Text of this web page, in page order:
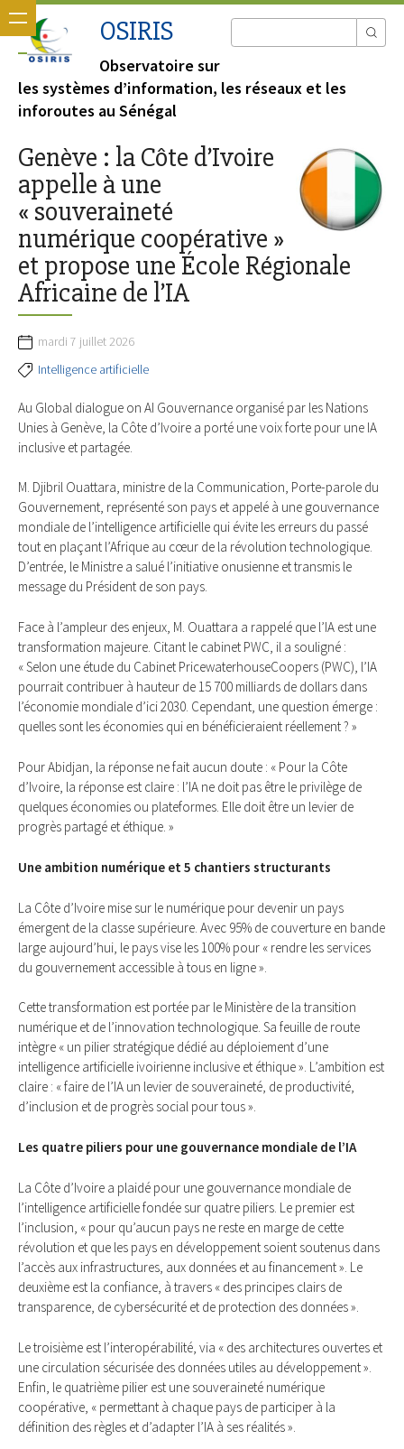
OSIRIS
Observatoire sur
les systèmes d’information, les réseaux et les
inforoutes au Sénégal
Genève : la Côte d’Ivoire
appelle à une
« souveraineté
numérique coopérative »
et propose une École Régionale
Africaine de l’IA
mardi 7 juillet 2026
Intelligence artificielle
Au Global dialogue on AI Gouvernance organisé par les Nations
Unies à Genève, la Côte d’Ivoire a porté une voix forte pour une IA
inclusive et partagée.
M. Djibril Ouattara, ministre de la Communication, Porte-parole du
Gouvernement, représenté son pays et appelé à une gouvernance
mondiale de l’intelligence artificielle qui évite les erreurs du passé
tout en plaçant l’Afrique au cœur de la révolution technologique.
D’entrée, le Ministre a salué l’initiative onusienne et transmis le
message du Président de son pays.
Face à l’ampleur des enjeux, M. Ouattara a rappelé que l’IA est une
transformation majeure. Citant le cabinet PWC, il a souligné :
« Selon une étude du Cabinet PricewaterhouseCoopers (PWC), l’IA
pourrait contribuer à hauteur de 15 700 milliards de dollars dans
l’économie mondiale d’ici 2030. Cependant, une question émerge :
quelles sont les économies qui en bénéficieraient réellement ? »
Pour Abidjan, la réponse ne fait aucun doute : « Pour la Côte
d’Ivoire, la réponse est claire : l’IA ne doit pas être le privilège de
quelques économies ou plateformes. Elle doit être un levier de
progrès partagé et éthique. »
Une ambition numérique et 5 chantiers structurants
La Côte d’Ivoire mise sur le numérique pour devenir un pays
émergent de la classe supérieure. Avec 95% de couverture en bande
large aujourd’hui, le pays vise les 100% pour « rendre les services
du gouvernement accessible à tous en ligne ».
Cette transformation est portée par le Ministère de la transition
numérique et de l’innovation technologique. Sa feuille de route
intègre « un pilier stratégique dédié au déploiement d’une
intelligence artificielle ivoirienne inclusive et éthique ». L’ambition est
claire : « faire de l’IA un levier de souveraineté, de productivité,
d’inclusion et de progrès social pour tous ».
Les quatre piliers pour une gouvernance mondiale de l’IA
La Côte d’Ivoire a plaidé pour une gouvernance mondiale de
l’intelligence artificielle fondée sur quatre piliers. Le premier est
l’inclusion, « pour qu’aucun pays ne reste en marge de cette
révolution et que les pays en développement soient soutenus dans
l’accès aux infrastructures, aux données et au financement ». Le
deuxième est la confiance, à travers « des principes clairs de
transparence, de cybersécurité et de protection des données ».
Le troisième est l’interopérabilité, via « des architectures ouvertes et
une circulation sécurisée des données utiles au développement ».
Enfin, le quatrième pilier est une souveraineté numérique
coopérative, « permettant à chaque pays de participer à la
définition des règles et d’adapter l’IA à ses réalités ».